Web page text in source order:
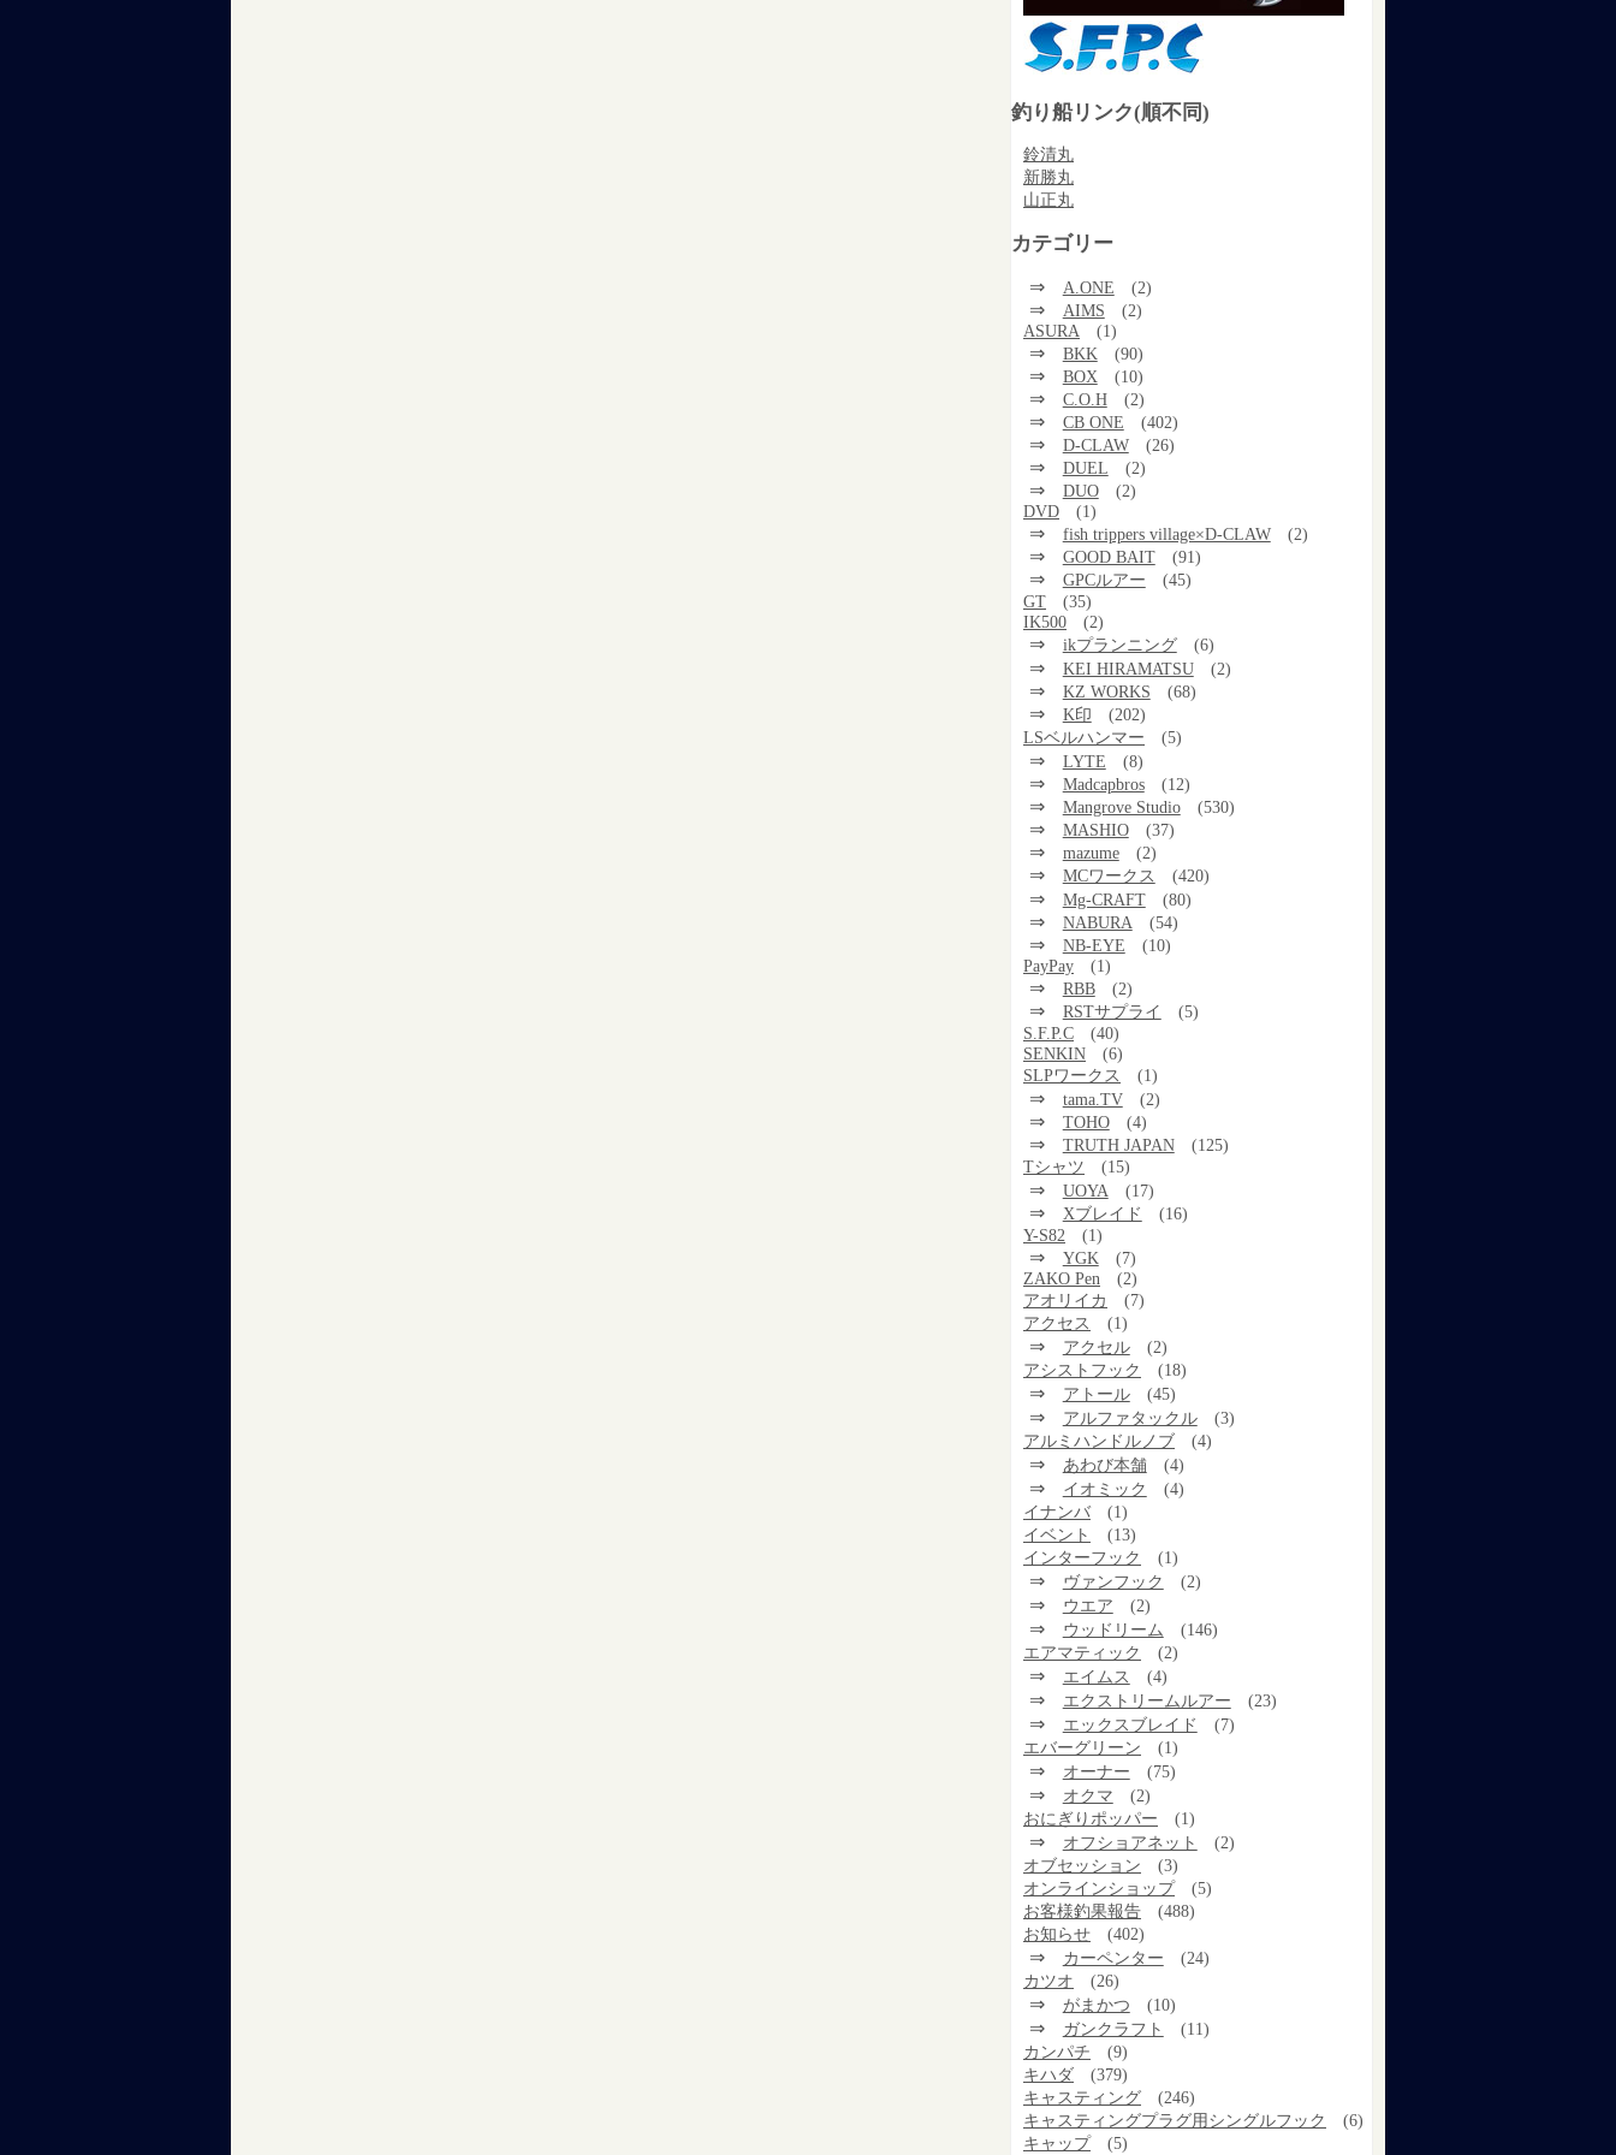
釣り船リンク(順不同)
鈴清丸
新勝丸
山正丸
カテゴリー
⇒ A.ONE (2)
⇒ AIMS
(2)
ASURA
(1)
⇒ BKK (90)
⇒ BOX (10)
⇒ C.O.H (2)
⇒ CB ONE (402)
⇒ D-CLAW (26)
⇒ DUEL (2)
⇒ DUO
(2)
DVD
(1)
⇒ fish trippers village×D-CLAW (2)
⇒ GOOD BAIT (91)
⇒ GPCルアー
(45)
GT
(35)
IK500
(2)
⇒ ikプランニング (6)
⇒ KEI HIRAMATSU (2)
⇒ KZ WORKS (68)
⇒ K印
(202)
LSベルハンマー
(5)
⇒ LYTE (8)
⇒ Madcapbros (12)
⇒ Mangrove Studio (530)
⇒ MASHIO (37)
⇒ mazume (2)
⇒ MCワークス (420)
⇒ Mg-CRAFT (80)
⇒ NABURA (54)
⇒ NB-EYE
(10)
PayPay
(1)
⇒ RBB (2)
⇒ RSTサプライ
(5)
S.F.P.C
(40)
SENKIN
(6)
SLPワークス
(1)
⇒ tama.TV (2)
⇒ TOHO (4)
⇒ TRUTH JAPAN
(125)
Tシャツ
(15)
⇒ UOYA (17)
⇒ Xブレイド
(16)
Y-S82
(1)
⇒ YGK
(7)
ZAKO Pen
(2)
アオリイカ
(7)
アクセス
(1)
⇒ アクセル
(2)
アシストフック
(18)
⇒ アトール (45)
⇒ アルファタックル
(3)
アルミハンドルノブ
(4)
⇒ あわび本舗 (4)
⇒ イオミック
(4)
イナンバ
(1)
イベント
(13)
インターフック
(1)
⇒ ヴァンフック (2)
⇒ ウエア (2)
⇒ ウッドリーム
(146)
エアマティック
(2)
⇒ エイムス (4)
⇒ エクストリームルアー (23)
⇒ エックスブレイド
(7)
エバーグリーン
(1)
⇒ オーナー (75)
⇒ オクマ
(2)
おにぎりポッパー
(1)
⇒ オフショアネット
(2)
オブセッション
(3)
オンラインショップ
(5)
お客様釣果報告
(488)
お知らせ
(402)
⇒ カーペンター
(24)
カツオ
(26)
⇒ がまかつ (10)
⇒ ガンクラフト
(11)
カンパチ
(9)
キハダ
(379)
キャスティング
(246)
キャスティングプラグ用シングルフック
(6)
キャップ
(5)